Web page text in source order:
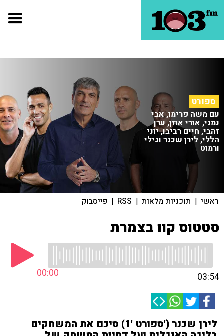
ספורט
עם משה פרימו, אבי
נמני, אורי אוזן, ערן
זהבי, חיים רביבו, יוני
הללי, לירן שכנר וגילי
ורמוט
ראשי | תוכניות מלאות |
RSS
| פייסבוק
סטטוס קוו בצמרת
00:00 03:54
לירן שכנר ('ספורט '1) סיכם את המשחקים